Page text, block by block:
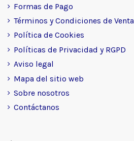
Formas de Pago
Términos y Condiciones de Venta
Política de Cookies
Políticas de Privacidad y RGPD
Aviso legal
Mapa del sitio web
Sobre nosotros
Contáctanos